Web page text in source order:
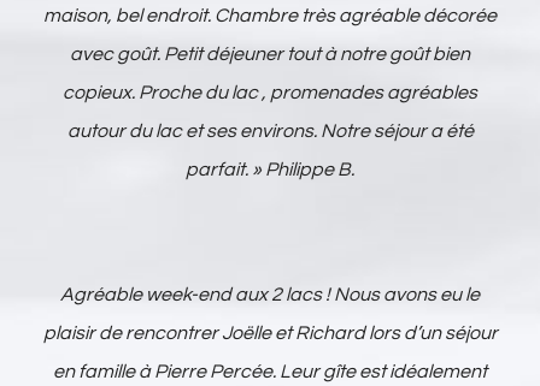
maison, bel endroit. Chambre très agréable décorée
avec goût. Petit déjeuner tout à notre goût bien
copieux. Proche du lac , promenades agréables
autour du lac et ses environs. Notre séjour a été
parfait. » Philippe B.
Agréable week-end aux 2 lacs ! Nous avons eu le
plaisir de rencontrer Joëlle et Richard lors d’un séjour
en famille à Pierre Percée. Leur gîte est idéalement